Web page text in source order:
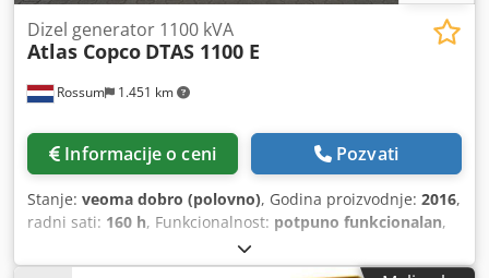
Rossum 1.451 km
Dizel generator 1100 kVA
Atlas Copco DTAS 1100 E
Informacije o ceni Pozvati
Stanje: veoma dobro (polovno), Godina proizvodnje: 2016,
radni sati: 160 h, Funkcionalnost: potpuno funkcionalan,
1.100 kVA
DTAS 1100 E - 110 kVA agregat u dobrom stanju. Godina